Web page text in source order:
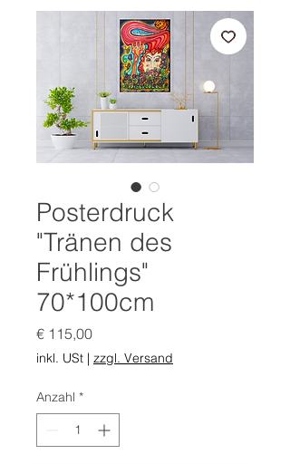
Posterdruck
"Tränen des
Frühlings"
70*100cm
€ 115,00Preis
inkl. USt | zzgl. Versand
Anzahl *